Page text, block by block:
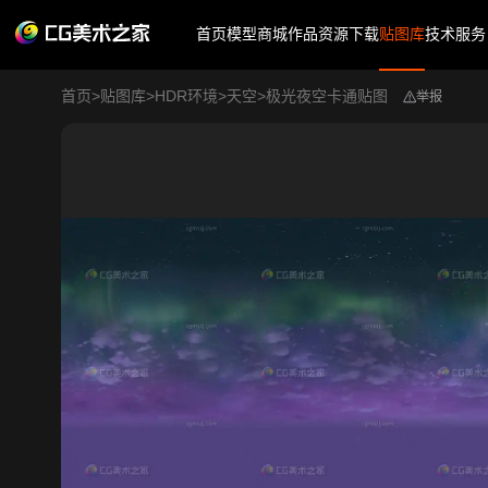
首页模型商城作品资源下载贴图库技术服务
首页>贴图库>HDR环境>天空>极光夜空卡通贴图 举报